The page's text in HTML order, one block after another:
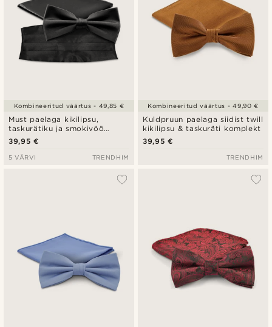
Must paelaga kikilipsu,
taskurätiku ja smokivöö
komplekt
39,95 €
Kombineeritud väärtus - 49,85 €
5 VÄRVI TRENDHIM
Kuldpruun paelaga siidist twill
kikilipsu & taskuräti komplekt
39,95 €
Kombineeritud väärtus - 49,90 €
TRENDHIM